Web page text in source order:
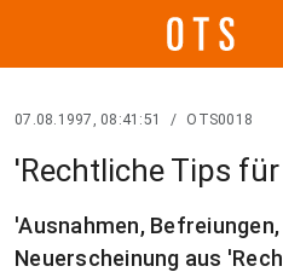
07.08.1997, 08:41:51 / OTS0018
'Rechtliche Tips
'Ausnahmen,
Neuerscheinung aus